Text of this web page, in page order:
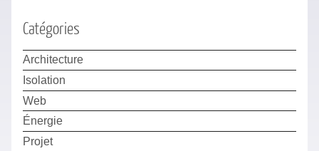
Catégories
Architecture
Isolation
Web
Énergie
Projet